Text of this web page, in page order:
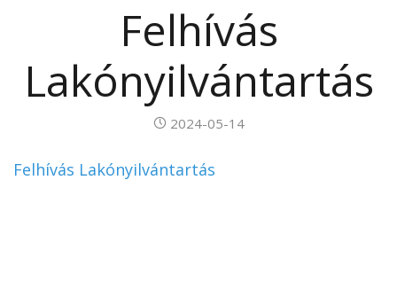
Felhívás
Lakónyilvántartás
2024-05-14
Felhívás Lakónyilvántartás